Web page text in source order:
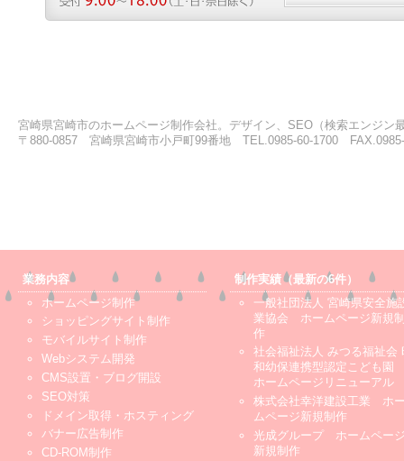
宮崎県宮崎市のホームページ制作会社。デザイン、SEO（検索エンジ
〒880-0857 宮崎県宮崎市小戸町99番地 TEL.0985-60-1700
業務内容
ホームページ制作
ショッピングサイト制作
モバイルサイト制作
Webシステム開発
CMS設置・ブログ開設
SEO対策
ドメイン取得・ホスティング
バナー広告制作
CD-ROM制作
制作実績（最新の6件）
一般社団法人 宮崎県安全施
業協会 ホームページ新規
作
社会福祉法人 みつる福祉会
和幼保連携型認定こども
ホームページリニューアル
株式会社幸洋建設工業 ホ
ムページ新規制作
光成グループ ホームペー
新規制作